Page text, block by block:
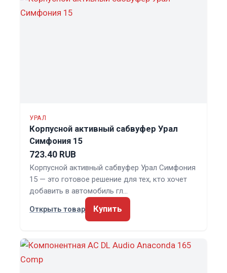
УРАЛ
Корпусной активный сабвуфер Урал
Симфония 15
723.40 RUB
Корпусной активный сабвуфер Урал Симфония
15 — это готовое решение для тех, кто хочет
добавить в автомобиль гл…
Открыть товар
Купить